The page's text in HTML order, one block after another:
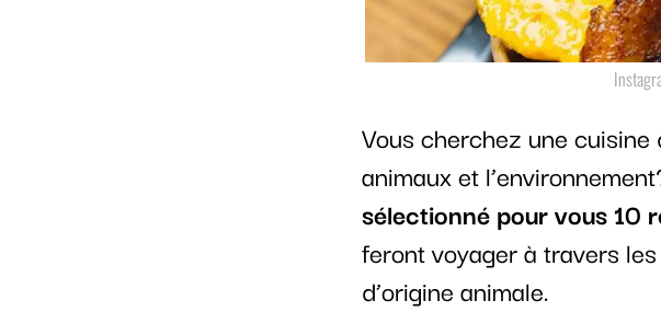
Vous cherchez une
animaux et
sélectionné pour vous 10
feront voyager à travers
d’origine animale.